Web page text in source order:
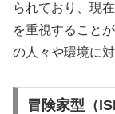
られており、現
を重視すること
の人々や環境に
冒険家型（